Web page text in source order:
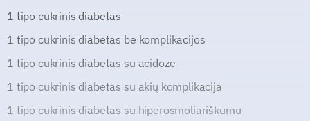
1 tipo cukrinis diabetas
1 tipo cukrinis diabetas be komplikacijos
1 tipo cukrinis diabetas su acidoze
1 tipo cukrinis diabetas su akių komplikacija
1 tipo cukrinis diabetas su hiperosmoliariškumu